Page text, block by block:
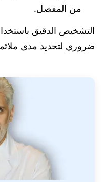
من المفصل.
التشخيص الدقيق
ضروري لتحديد مدى